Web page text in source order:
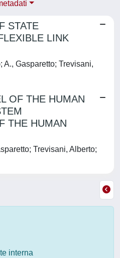
STATE
LINK
A., Gasparetto; Trevisani,
OF THE HUMAN
THE HUMAN
Trevisani, Alberto;
interna